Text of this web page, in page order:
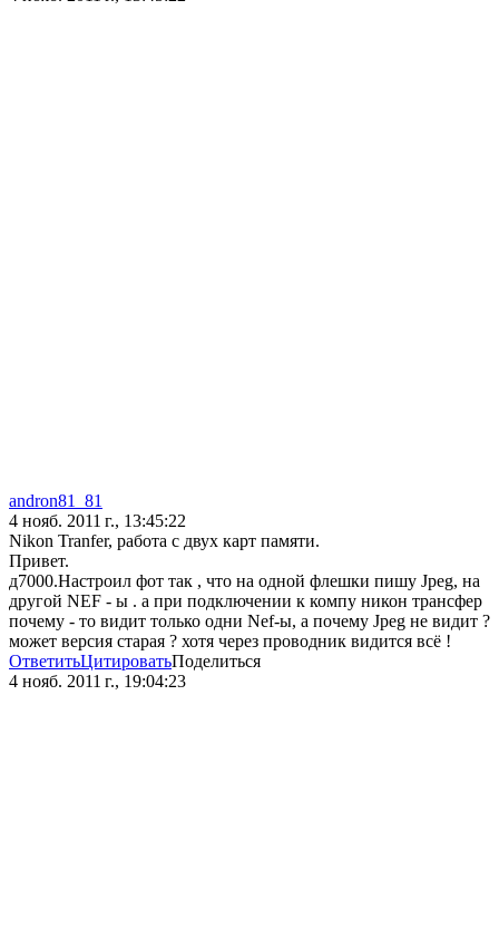
andron81_81
4 нояб. 2011 г., 13:45:22
Nikon Tranfer, работа с двух карт памяти.
Привет.
д7000.Настроил фот так , что на одной флешки пишу Jpeg, на
другой NEF - ы . а при подключении к компу никон трансфер
почему - то видит только одни Nef-ы, а почему Jpeg не видит ?
может версия старая ? хотя через проводник видится всё !
ОтветитьЦитироватьПоделиться
4 нояб. 2011 г., 19:04:23